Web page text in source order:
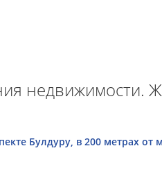
недвижимости.
Булдуру, в 200 метрах